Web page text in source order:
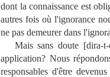
dont la connaissance est
autres fois où l'ignorance
ne pas demeurer dans
Mais sans doute [dira-t-
application? Nous
responsables d'être